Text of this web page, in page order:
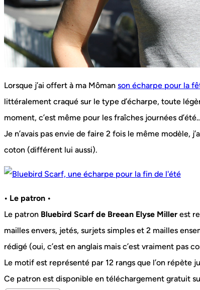
Lorsque j’ai offert à ma Môman son écharpe pour la
littéralement craqué sur le type d’écharpe, toute
moment, c’est même pour les fraîches journées
Je n’avais pas envie de faire 2 fois le même modèle,
coton (différent lui aussi).
• Le patron •
Le patron Bluebird Scarf de Breean Elyse Miller est
mailles envers, jetés, surjets simples et 2 mailles
rédigé (oui, c’est en anglais mais c’est vraiment pas
Le motif est représenté par 12 rangs que l’on répète
Ce patron est disponible en téléchargement gratuit